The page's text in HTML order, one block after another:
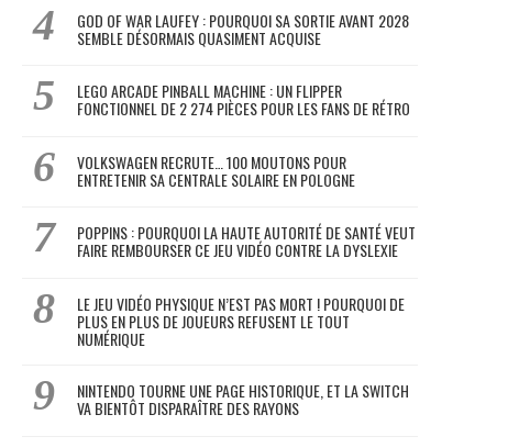
GOD OF WAR LAUFEY : POURQUOI SA SORTIE AVANT 2028
SEMBLE DÉSORMAIS QUASIMENT ACQUISE
LEGO ARCADE PINBALL MACHINE : UN FLIPPER
FONCTIONNEL DE 2 274 PIÈCES POUR LES FANS DE RÉTRO
VOLKSWAGEN RECRUTE… 100 MOUTONS POUR
ENTRETENIR SA CENTRALE SOLAIRE EN POLOGNE
POPPINS : POURQUOI LA HAUTE AUTORITÉ DE SANTÉ VEUT
FAIRE REMBOURSER CE JEU VIDÉO CONTRE LA DYSLEXIE
LE JEU VIDÉO PHYSIQUE N’EST PAS MORT ! POURQUOI DE
PLUS EN PLUS DE JOUEURS REFUSENT LE TOUT
NUMÉRIQUE
NINTENDO TOURNE UNE PAGE HISTORIQUE, ET LA SWITCH
VA BIENTÔT DISPARAÎTRE DES RAYONS